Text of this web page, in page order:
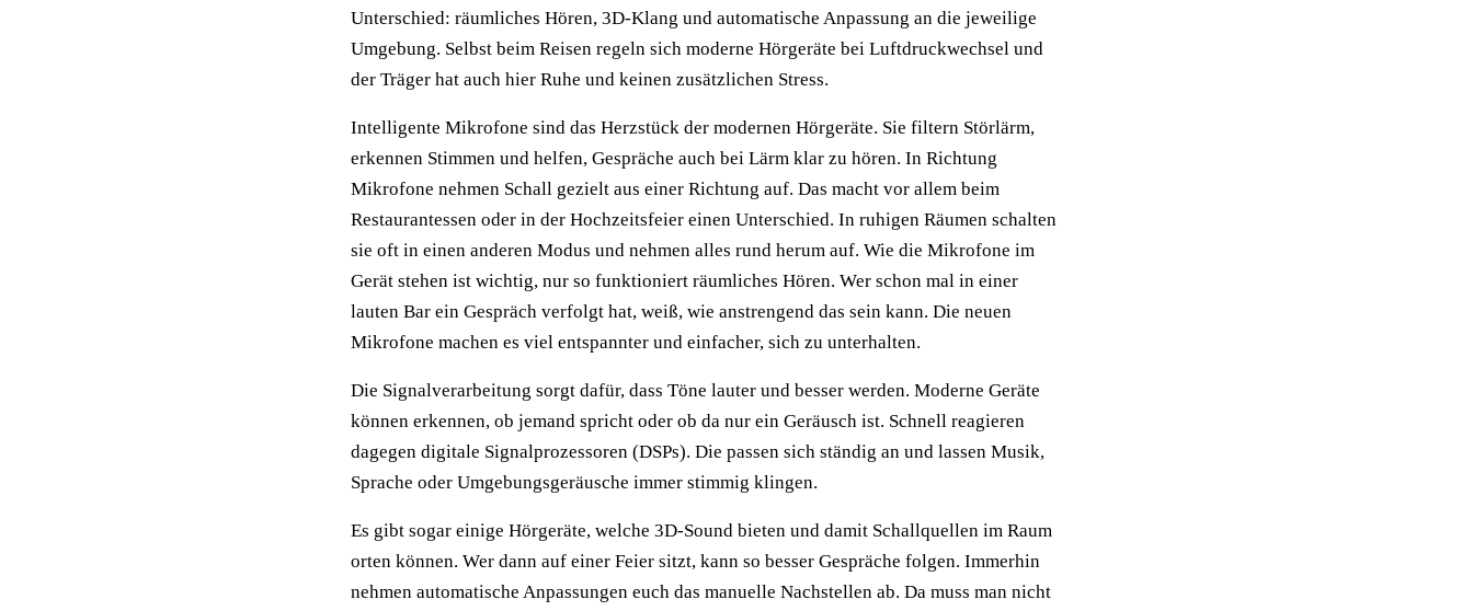
Unterschied: räumliches Hören, 3D-Klang und automatische Anpassung an die jeweilige
Umgebung. Selbst beim Reisen regeln sich moderne Hörgeräte bei Luftdruckwechsel und
der Träger hat auch hier Ruhe und keinen zusätzlichen Stress.
Intelligente Mikrofone sind das Herzstück der modernen Hörgeräte. Sie filtern Störlärm,
erkennen Stimmen und helfen, Gespräche auch bei Lärm klar zu hören. In Richtung
Mikrofone nehmen Schall gezielt aus einer Richtung auf. Das macht vor allem beim
Restaurantessen oder in der Hochzeitsfeier einen Unterschied. In ruhigen Räumen schalten
sie oft in einen anderen Modus und nehmen alles rund herum auf. Wie die Mikrofone im
Gerät stehen ist wichtig, nur so funktioniert räumliches Hören. Wer schon mal in einer
lauten Bar ein Gespräch verfolgt hat, weiß, wie anstrengend das sein kann. Die neuen
Mikrofone machen es viel entspannter und einfacher, sich zu unterhalten.
Die Signalverarbeitung sorgt dafür, dass Töne lauter und besser werden. Moderne Geräte
können erkennen, ob jemand spricht oder ob da nur ein Geräusch ist. Schnell reagieren
dagegen digitale Signalprozessoren (DSPs). Die passen sich ständig an und lassen Musik,
Sprache oder Umgebungsgeräusche immer stimmig klingen.
Es gibt sogar einige Hörgeräte, welche 3D-Sound bieten und damit Schallquellen im Raum
orten können. Wer dann auf einer Feier sitzt, kann so besser Gespräche folgen. Immerhin
nehmen automatische Anpassungen euch das manuelle Nachstellen ab. Da muss man nicht